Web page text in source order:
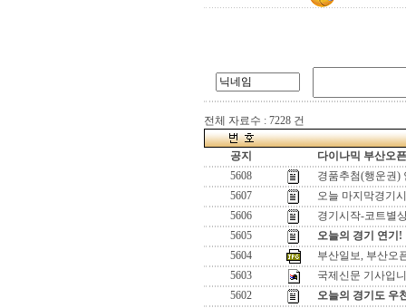
전체 자료수 : 7228 건
공지
다이나믹 부산오
5608
경품추첨(행운권)
5607
오늘 마지막경기
5606
경기시작-코트별
5605
오늘의 경기 연기!
5604
부산일보, 부산오
5603
국제신문 기사입
5602
오늘의 경기도 우